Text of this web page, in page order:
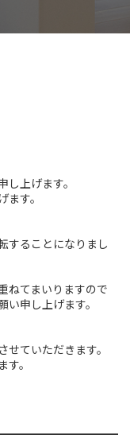
上げます。
す。
することになりまし
ねてまいりますので
申し上げます。
ていただきます。
。